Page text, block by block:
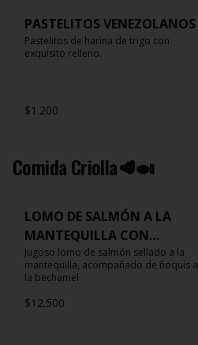
PASTELITOS VENEZOLANOS
Pastelitos de harina de trigo con
exquisito relleno.
$1.200
Comida Criolla🥩🍛
LOMO DE SALMÓN A LA
MANTEQUILLA CON
ÑOQUIS 🧈
Jugoso lomo de salmón sellado a la
mantequilla, acompañado de ñoquis a
la bechamel.
$12.500